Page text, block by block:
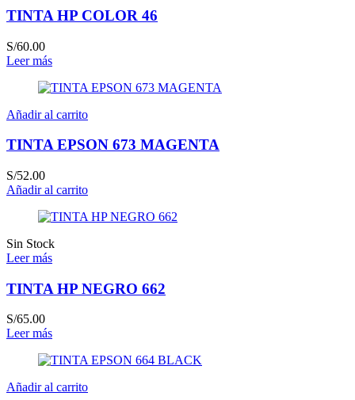
TINTA HP COLOR 46
S/60.00
Leer más
Añadir al carrito
TINTA EPSON 673 MAGENTA
S/52.00
Añadir al carrito
Sin Stock
Leer más
TINTA HP NEGRO 662
S/65.00
Leer más
Añadir al carrito